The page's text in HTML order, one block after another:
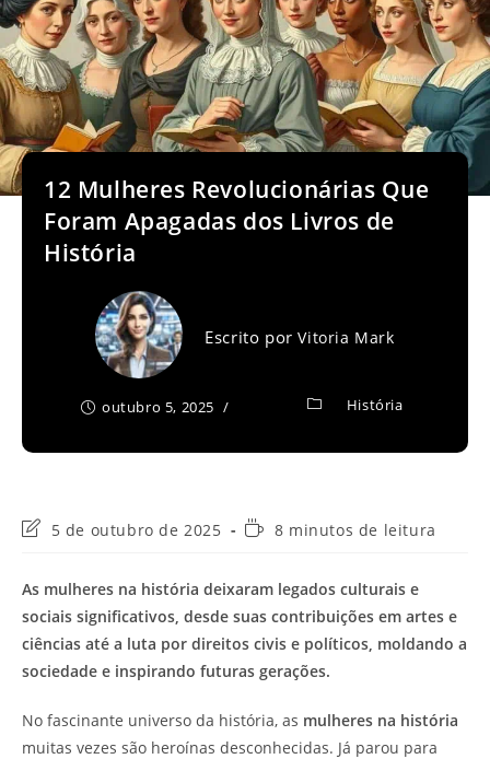
12 Mulheres Revolucionárias Que
Foram Apagadas dos Livros de
História
Escrito porVitoria Mark
outubro 5, 2025 História
Última
post:
5 de outubro de 2025
Tempo8 minutos de leitura
As mulheres na história deixaram legados culturais e
sociais significativos, desde suas contribuições em artes e
ciências até a luta por direitos civis e políticos, moldando a
sociedade e inspirando futuras gerações.
No fascinante universo da história, as mulheres na história
muitas vezes são heroínas desconhecidas. Já parou para